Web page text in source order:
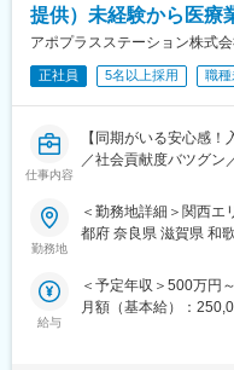
からのオーダーに対し
製品によって営業スタ
が可能です。
当社は、国内CRO事
ニーであるシミックグ
スをグローバルに展
ントベンチャーです。
規模なものから、日
ど、規模やミッション
（2）様々なバックグ
当社は、業界2位のMR
（3）業界トップクラ
提供）未経験から医
アポプラスステーション株式
正社員 5名以上採用 職種
仕事内容
【同期がいる安心感
／社会貢献度バツグン
★本ポジションは、未
・医療を通じて社会に
・仕事を通じて学びを
・内資系の安定企業で
という方にはおススメ
勤務地
＜勤務地詳細＞関西エ
都府 奈良県 滋賀県 和
給与
＜予定年収＞500万円
月額（基本給）：